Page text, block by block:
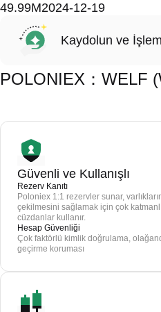
49.99M2024-12-19
Kaydolun ve
POLONIEX：WELF
Güvenli ve Kullanışlı
Rezerv Kanıtı
Poloniex 1:1 rezervler sunar,
çekilmesini sağlamak için çok
cüzdanlar kullanır.
Hesap Güvenliği
Çok faktörlü kimlik doğrulama,
geçirme koruması